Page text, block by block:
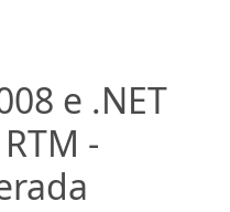
e .NET
-